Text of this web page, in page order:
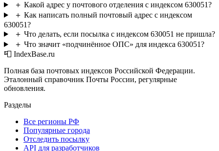
＋ Какой адрес у почтового отделения с индексом 630051?
＋ Как написать полный почтовый адрес с индексом
630051?
＋ Что делать, если посылка с индексом 630051 не пришла?
＋ Что значит «подчинённое ОПС» для индекса 630051?
📮 IndexBase.ru
Полная база почтовых индексов Российской Федерации.
Эталонный справочник Почты России, регулярные
обновления.
Разделы
Все регионы РФ
Популярные города
Отследить посылку
API для разработчиков